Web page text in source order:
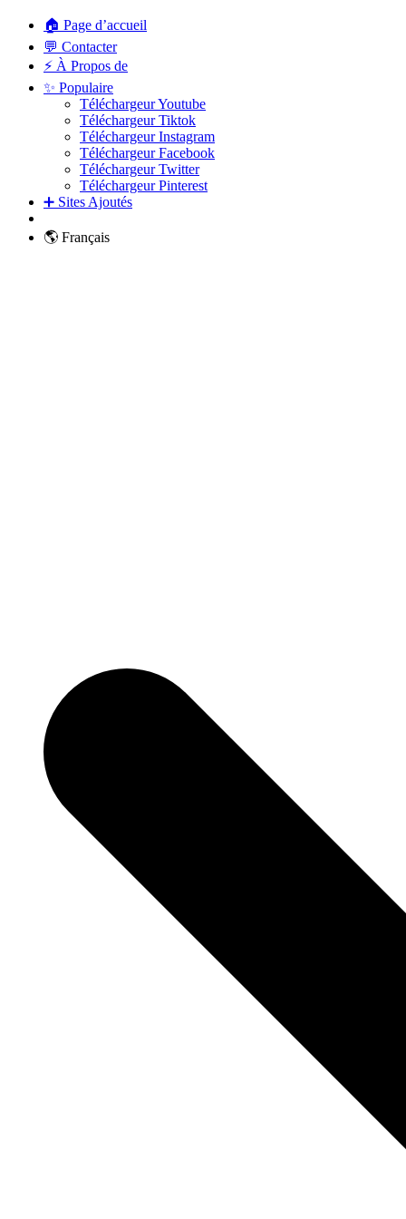
🏠 Page d’accueil
💬 Contacter
⚡ À Propos de
✨ Populaire
Téléchargeur Youtube
Téléchargeur Tiktok
Téléchargeur Instagram
Téléchargeur Facebook
Téléchargeur Twitter
Téléchargeur Pinterest
➕ Sites Ajoutés
🌎 Français